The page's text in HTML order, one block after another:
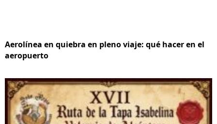
Aerolínea en quiebra en pleno viaje: qué hacer en el
aeropuerto